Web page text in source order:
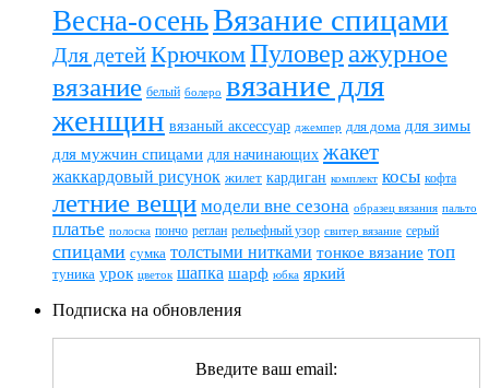
Весна-осеньВязание спицами
Для детейКрючкомПуловер ажурное
вязание белый болеро вязание для
женщин вязаный аксессуар джемпер для дома для зимы
для мужчин спицами для начинающих жакет
жаккардовый рисунок жилет кардиган комплект косы кофта
летние вещи модели вне сезона образец вязания пальто
платье полоска пончо реглан рельефный узор свитер вязание серый
спицами сумка толстыми нитками тонкое вязание топ
туника урок цветок шапка шарф юбка яркий
Подписка на обновления
Введите ваш email: